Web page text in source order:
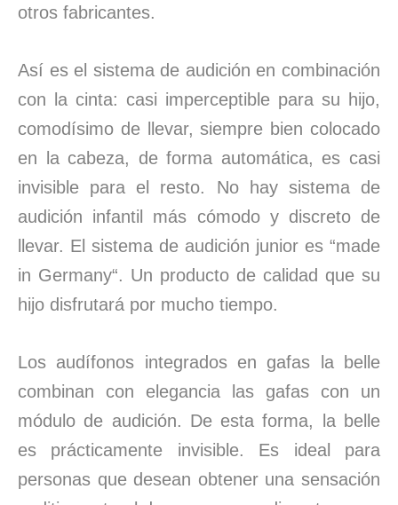
otros fabricantes.
Así es el sistema de audición en combinación
con la cinta: casi imperceptible para su hijo,
comodísimo de llevar, siempre bien colocado
en la cabeza, de forma automática, es casi
invisible para el resto. No hay sistema de
audición infantil más cómodo y discreto de
llevar. El sistema de audición junior es “made
in Germany“. Un producto de calidad que su
hijo disfrutará por mucho tiempo.
Los audífonos integrados en gafas la belle
combinan con elegancia las gafas con un
módulo de audición. De esta forma, la belle
es prácticamente invisible. Es ideal para
personas que desean obtener una sensación